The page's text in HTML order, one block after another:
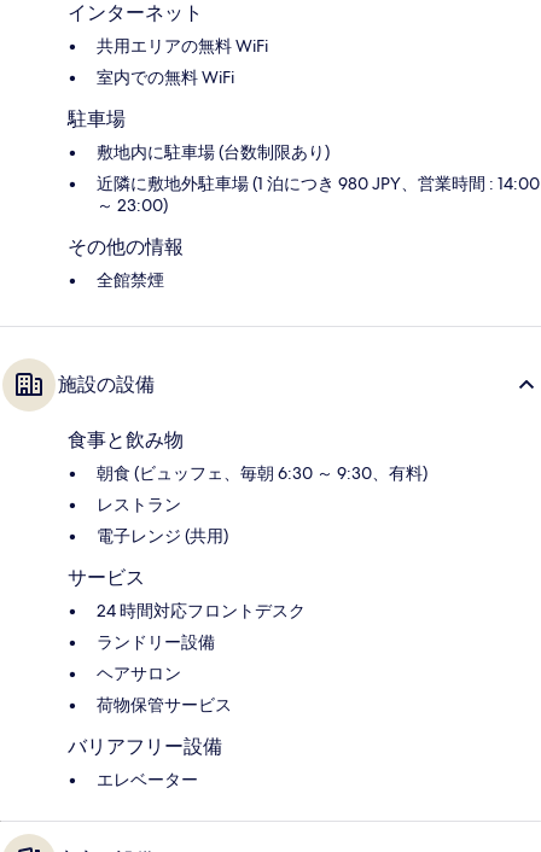
インターネット
共用エリアの無料 WiFi
室内での無料 WiFi
駐車場
敷地内に駐車場 (台数制限あり)
近隣に敷地外駐車場 (1 泊につき 980 JPY、営業時間 : 14:00
～ 23:00)
その他の情報
全館禁煙
施設の設備
食事と飲み物
朝食 (ビュッフェ、毎朝 6:30 ～ 9:30、有料)
レストラン
電子レンジ (共用)
サービス
24 時間対応フロントデスク
ランドリー設備
ヘアサロン
荷物保管サービス
バリアフリー設備
エレベーター